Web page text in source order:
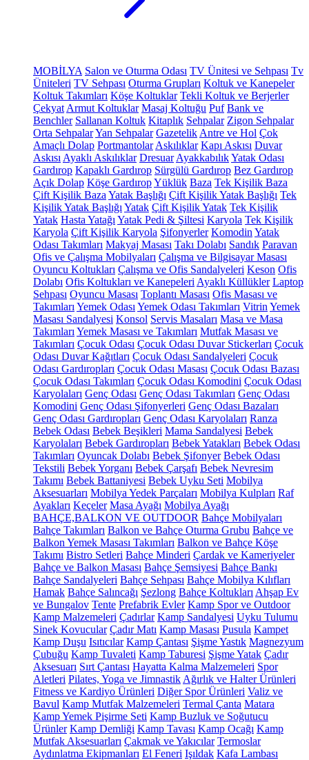
MOBİLYA Salon ve Oturma Odası TV Ünitesi ve Sehpası Tv
Üniteleri TV Sehpası Oturma Grupları Koltuk ve Kanepeler
Koltuk Takımları Köşe Koltuklar Tekli Koltuk ve Berjerler
Çekyat Armut Koltuklar Masaj Koltuğu Puf Bank ve
Benchler Sallanan Koltuk Kitaplık Sehpalar Zigon Sehpalar
Orta SehpalarYan Sehpalar Gazetelik Antre ve Hol Çok
Amaçlı Dolap Portmantolar Askılıklar Kapı Askısı Duvar
Askısı Ayaklı Askılıklar Dresuar AyakkabılıkYatak Odası
Gardırop Kapaklı Gardırop Sürgülü Gardırop Bez Gardırop
Açık Dolap Köşe GardıropYüklük Baza Tek Kişilik Baza
Çift Kişilik Baza Yatak Başlığı Çift Kişilik Yatak Başlığı Tek
Kişilik Yatak Başlığı Yatak Çift Kişilik Yatak Tek Kişilik
Yatak Hasta Yatağı Yatak Pedi & Şiltesi Karyola Tek Kişilik
Karyola Çift Kişilik Karyola Şifonyerler Komodin Yatak
Odası Takımları Makyaj Masası Takı Dolabı Sandık Paravan
Ofis ve Çalışma Mobilyaları Çalışma ve Bilgisayar Masası
Oyuncu Koltukları Çalışma ve Ofis Sandalyeleri Keson Ofis
Dolabı Ofis Koltukları ve Kanepeleri Ayaklı Küllükler Laptop
Sehpası Oyuncu Masası Toplantı Masası Ofis Masası ve
Takımları Yemek Odası Yemek Odası Takımları Vitrin Yemek
Masası Sandalyesi Konsol Servis Masaları Masa ve Masa
Takımları Yemek Masası ve Takımları Mutfak Masası ve
Takımları Çocuk Odası Çocuk Odası Duvar Stickerları Çocuk
Odası Duvar Kağıtları Çocuk Odası Sandalyeleri Çocuk
Odası Gardıropları Çocuk Odası Masası Çocuk Odası Bazası
Çocuk Odası Takımları Çocuk Odası Komodini Çocuk Odası
Karyolaları Genç Odası Genç Odası Takımları Genç Odası
Komodini Genç Odası Şifonyerleri Genç Odası Bazaları
Genç Odası Gardıropları Genç Odası Karyolaları Ranza
Bebek Odası Bebek Beşikleri Mama Sandalyesi Bebek
Karyolaları Bebek Gardıropları Bebek Yatakları Bebek Odası
Takımları Oyuncak Dolabı Bebek Şifonyer Bebek Odası
Tekstili Bebek Yorganı Bebek Çarşafı Bebek Nevresim
Takımı Bebek Battaniyesi Bebek Uyku Seti Mobilya
Aksesuarları Mobilya Yedek Parçaları Mobilya Kulpları Raf
Ayakları Keçeler Masa Ayağı Mobilya Ayağı
BAHÇE,BALKON VE OUTDOOR Bahçe Mobilyaları
Bahçe Takımları Balkon ve Bahçe Oturma Grubu Bahçe ve
Balkon Yemek Masası Takımları Balkon ve Bahçe Köşe
Takımı Bistro Setleri Bahçe Minderi Çardak ve Kameriyeler
Bahçe ve Balkon Masası Bahçe Şemsiyesi Bahçe Bankı
Bahçe Sandalyeleri Bahçe Sehpası Bahçe Mobilya Kılıfları
Hamak Bahçe Salıncağı Şezlong Bahçe Koltukları Ahşap Ev
ve Bungalov Tente Prefabrik Evler Kamp Spor ve Outdoor
Kamp Malzemeleri Çadırlar Kamp Sandalyesi Uyku Tulumu
Sinek Kovucular Çadır Matı Kamp Masası Pusula Kampet
Kamp Duşu Isıtıcılar Kamp Çantası Şişme Yastık Magnezyum
Çubuğu Kamp Tuvaleti Kamp Taburesi Şişme Yatak Çadır
Aksesuarı Sırt Çantası Hayatta Kalma Malzemeleri Spor
Aletleri Pilates, Yoga ve Jimnastik Ağırlık ve Halter Ürünleri
Fitness ve Kardiyo Ürünleri Diğer Spor Ürünleri Valiz ve
Bavul Kamp Mutfak Malzemeleri Termal Çanta Matara
Kamp Yemek Pişirme Seti Kamp Buzluk ve Soğutucu
Ürünler Kamp Demliği Kamp Tavası Kamp Ocağı Kamp
Mutfak Aksesuarları Çakmak ve Yakıcılar Termoslar
Aydınlatma Ekipmanları El Feneri Işıldak Kafa Lambası